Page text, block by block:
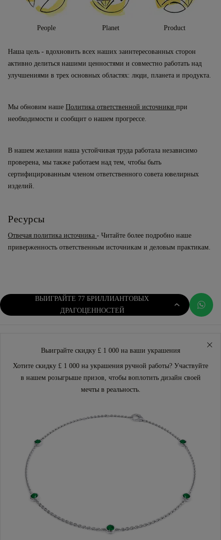
People Planet Product
Наша цель - вдохновить всех наших заинтересованных сторон
активно делиться нашими ценностями и совместно работать над
улучшениями в трех основных областях: люди, планета и продукта.
Мы обновим наше Политика ответственной источники при
необходимости и сообщит о нашем прогрессе.
В нашем желании наша устойчивая труда работала независимо
проверена, мы также работаем над тем, чтобы быть
сертифицированным членом ответственного совета ювелирных
изделий.
Ресурсы
Отвечая политика источника - Читайте более подробно наше
приверженность ответственным источникам и деловым практикам.
ВЫИГРАЙТЕ 77 БРИЛЛИАНТОВЫХ
ДРАГОЦЕННОСТЕЙ
Выиграйте скидку £ 1 000 на ваши украшения
Хотите скидку £ 1 000 на украшения ручной работы? Участвуйте
в нашем розыгрыше призов, чтобы воплотить дизайн своей
мечты в реальность.